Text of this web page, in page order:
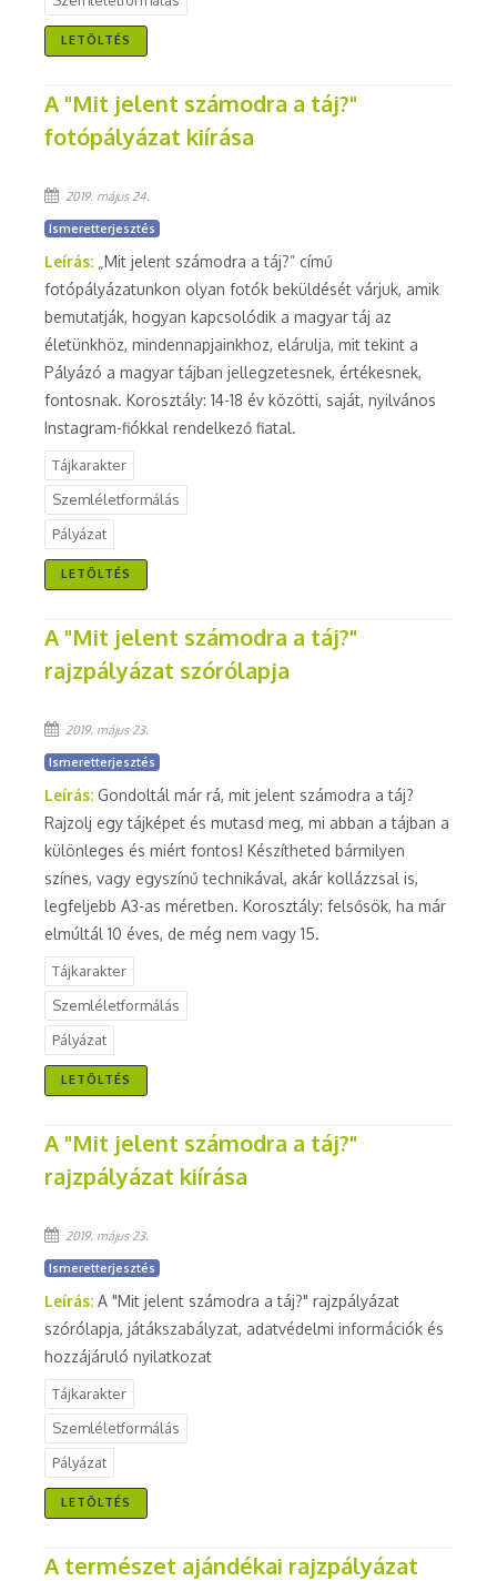
LETÖLTÉS
A "Mit jelent számodra a táj?"
fotópályázat kiírása
2019. május 24.
Ismeretterjesztés
Leírás: „Mit jelent számodra a táj?” című
fotópályázatunkon olyan fotók beküldését várjuk, amik
bemutatják, hogyan kapcsolódik a magyar táj az
életünkhöz, mindennapjainkhoz, elárulja, mit tekint a
Pályázó a magyar tájban jellegzetesnek, értékesnek,
fontosnak. Korosztály: 14-18 év közötti, saját, nyilvános
Instagram-fiókkal rendelkező fiatal.
Tájkarakter
Szemléletformálás
Pályázat
LETÖLTÉS
A "Mit jelent számodra a táj?"
rajzpályázat szórólapja
2019. május 23.
Ismeretterjesztés
Leírás: Gondoltál már rá, mit jelent számodra a táj?
Rajzolj egy tájképet és mutasd meg, mi abban a tájban a
különleges és miért fontos! Készítheted bármilyen
színes, vagy egyszínű technikával, akár kollázzsal is,
legfeljebb A3-as méretben. Korosztály: felsősök, ha már
elmúltál 10 éves, de még nem vagy 15.
Tájkarakter
Szemléletformálás
Pályázat
LETÖLTÉS
A "Mit jelent számodra a táj?"
rajzpályázat kiírása
2019. május 23.
Ismeretterjesztés
Leírás: A "Mit jelent számodra a táj?" rajzpályázat
szórólapja, játákszabályzat, adatvédelmi információk és
hozzájáruló nyilatkozat
Tájkarakter
Szemléletformálás
Pályázat
LETÖLTÉS
A természet ajándékai rajzpályázat